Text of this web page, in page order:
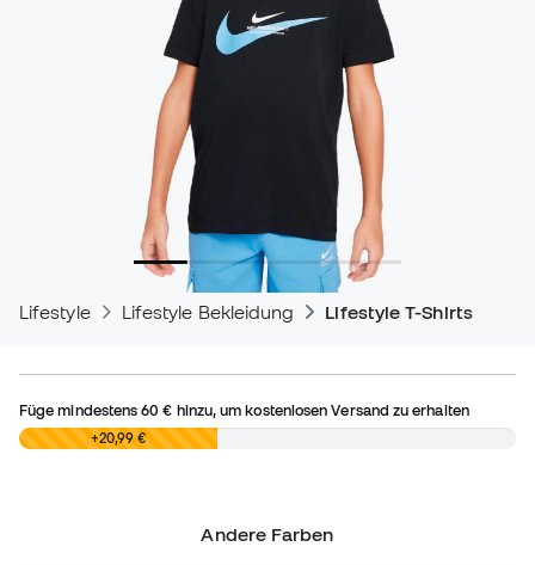
Lifestyle Lifestyle Bekleidung Lifestyle T-Shirts
Füge mindestens60 € hinzu, um kostenlosen Versand zu erhalten
0,00 € +20,99 €
Andere Farben